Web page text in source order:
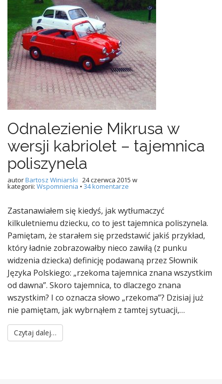
Odnalezienie Mikrusa w
wersji kabriolet – tajemnica
poliszynela
autorBartosz Winiarski 24 czerwca 2015 w
kategorii: Wspomnienia • 34 komentarze
Zastanawiałem się kiedyś, jak wytłumaczyć
kilkuletniemu dziecku, co to jest tajemnica poliszynela.
Pamiętam, że starałem się przedstawić jakiś przykład,
który ładnie zobrazowałby nieco zawiłą (z punku
widzenia dziecka) definicję podawaną przez Słownik
Języka Polskiego: „rzekoma tajemnica znana wszystkim
od dawna”. Skoro tajemnica, to dlaczego znana
wszystkim? I co oznacza słowo „rzekoma”? Dzisiaj już
nie pamiętam, jak wybrnąłem z tamtej sytuacji,…
Czytaj dalej…